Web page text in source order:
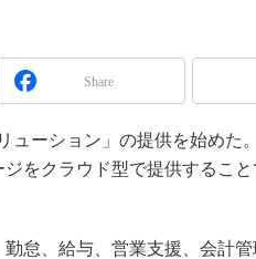
Share
ーション」の提供を始めた
をクラウド型で提供するこ
怠、給与、営業支援、会計